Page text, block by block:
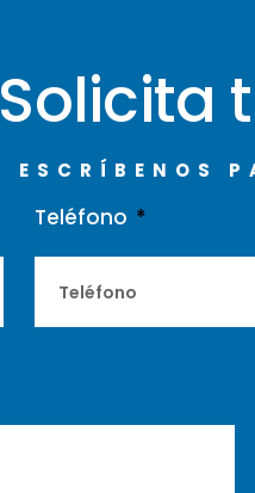
Solicita
ESCRÍBENOS
Teléfono